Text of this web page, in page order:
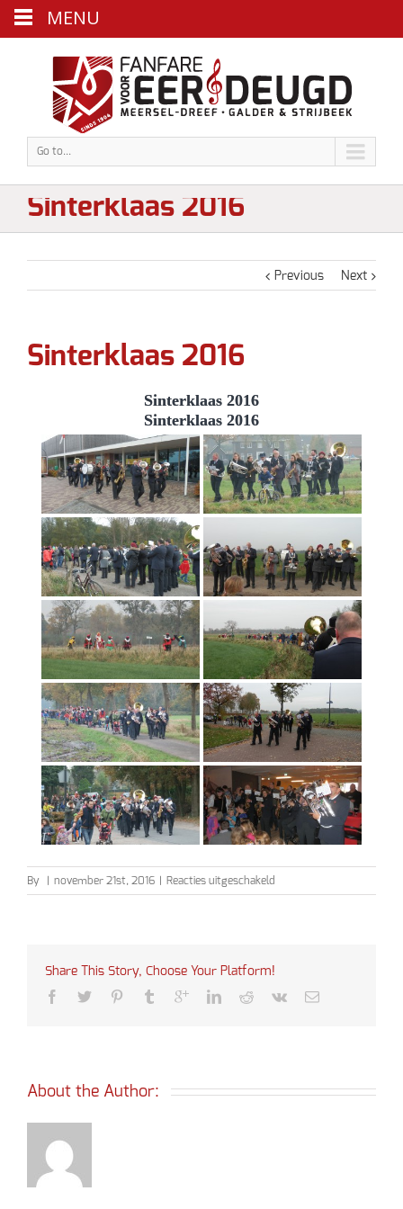
Go to...
Sinterklaas 2016
Previous Next
Sinterklaas 2016
Sinterklaas 2016
Sinterklaas 2016
By november 21st, 2016 Reacties uitgeschakeld
Sinterklaas
Share This Story, Choose Your Platform!
About the Author:
MENU